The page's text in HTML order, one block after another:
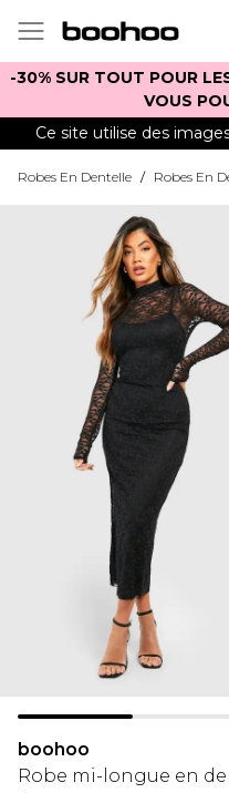
-30% SUR TOUT POUR
VOUS
Ce site utilise des
Robes En Dentelle / Robes En
boohoo
Robe mi-longue en